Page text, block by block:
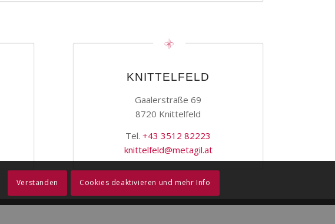
KNITTELFELD
Gaalerstraße 69
8720 Knittelfeld
Tel.+43 3512 82223
knittelfeld@metagil.at
Verstanden Cookies deaktivieren und mehr Info